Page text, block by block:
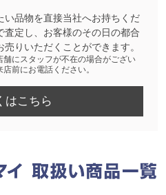
い品物を直接当社へお持ちくだ
査定し、お客様のその日の都合
売りいただくことができます。
にスタッフが不在の場合がござい
前にお電話ください。
はこちら